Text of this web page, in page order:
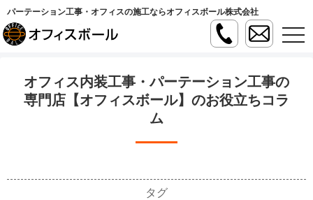
パーテーション工事・オフィスの施工ならオフィスボール株式会社
t
o
o
オフィス内装工事・パーテーション工事の
専門店【オフィスボール】のお役立ちコラ
ム
タグ